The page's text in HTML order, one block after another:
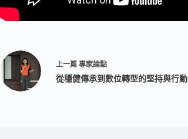
上一篇 專家論點
從穩健傳承到數位轉型的堅持與行動